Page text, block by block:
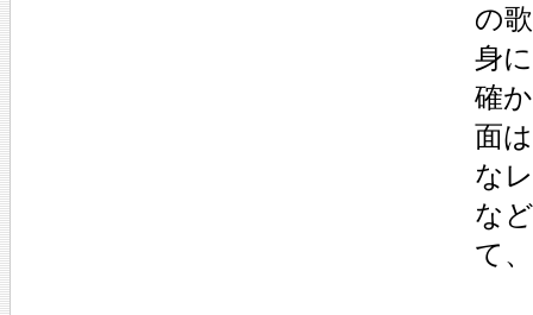
の
身
確
面
な
な
て